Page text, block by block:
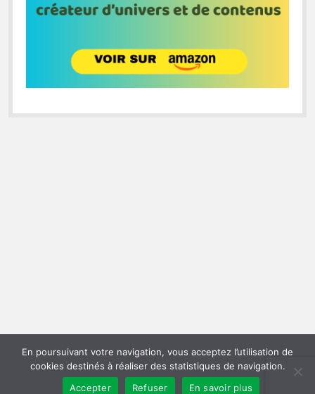
En poursuivant votre navigation, vous acceptez l’utilisation de
cookies destinés à réaliser des statistiques de navigation.
Accepter
Refuser En savoir plus